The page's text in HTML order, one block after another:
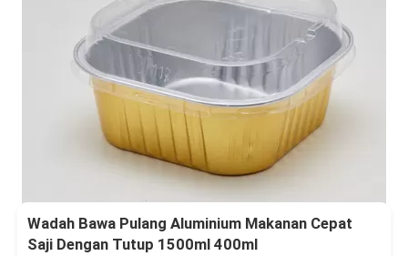
Wadah Bawa Pulang Aluminium Makanan Cepat
Saji Dengan Tutup 1500ml 400ml